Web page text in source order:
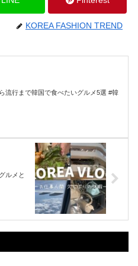
KOREA FASHION TREND
流行まで韓国で食べたいグルメ5選 #韓
ルメと